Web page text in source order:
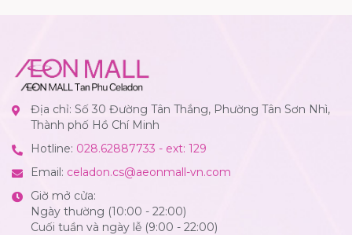
Địa chỉ: Số 30 Đường Tân Thắng, Phường Tân Sơn Nhì,
Thành phố Hồ Chí Minh
Hotline: 028.62887733 - ext: 129
Email: celadon.cs@aeonmall-vn.com
Giờ mở cửa:
Ngày thường (10:00 - 22:00)
Cuối tuần và ngày lễ (9:00 - 22:00)